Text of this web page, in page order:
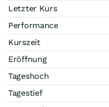
Letzter Kurs
Performance
Kurszeit
Eröffnung
Tageshoch
Tagestief